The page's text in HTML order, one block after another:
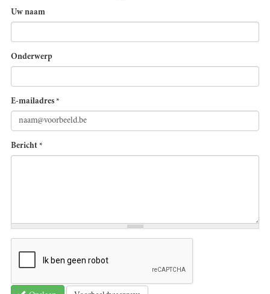
Uw naam
Onderwerp
E-mailadres *
Bericht *